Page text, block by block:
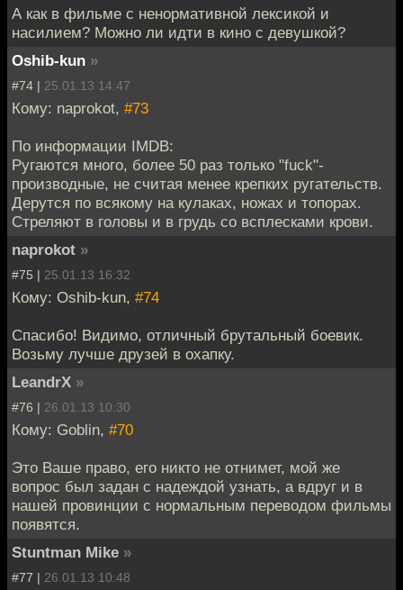
А как в фильме с ненормативной лексикой и
насилием? Можно ли идти в кино с девушкой?
Oshib-kun »
#74 | 25.01.13 14:47
Кому: naprokot, #73
По информации IMDB:
Ругаются много, более 50 раз только "fuck"-
производные, не считая менее крепких ругательств.
Дерутся по всякому на кулаках, ножах и топорах.
Стреляют в головы и в грудь со всплесками крови.
naprokot »
#75 | 25.01.13 16:32
Кому: Oshib-kun, #74
Спасибо! Видимо, отличный брутальный боевик.
Возьму лучше друзей в охапку.
LeandrX »
#76 | 26.01.13 10:30
Кому: Goblin, #70
Это Ваше право, его никто не отнимет, мой же
вопрос был задан с надеждой узнать, а вдруг и в
нашей провинции с нормальным переводом фильмы
появятся.
Stuntman Mike »
#77 | 26.01.13 10:48